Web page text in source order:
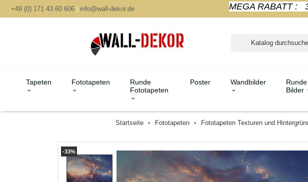
+49 (0) 171 43 60 606 | info@wall-dekor.de MEGA RABATT :
Tapeten Fototapeten
Runde
Fototapeten
Poster Wandbilder
Runde
Bilder
Startseite Fototapeten Fototapeten Texturen und
-33%